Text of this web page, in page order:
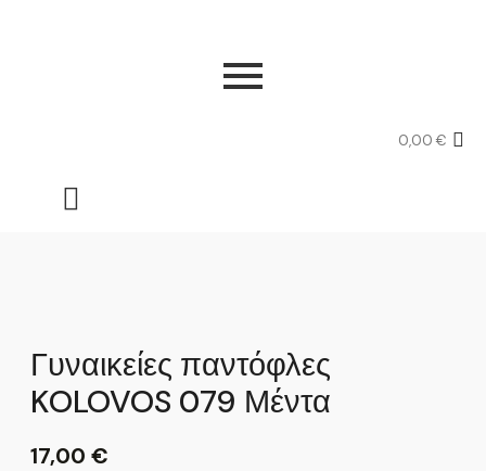
0,00€
Γυναικείες παντόφλες
KOLOVOS 079 Μέντα
17,00 €